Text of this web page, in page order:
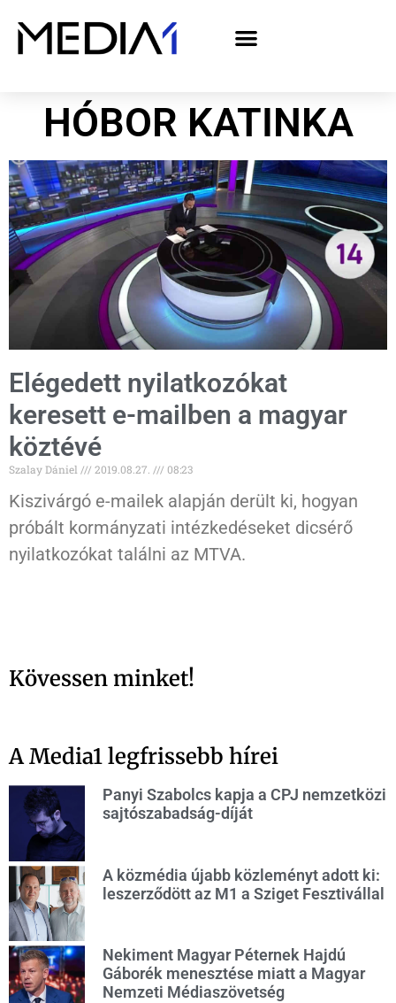
HÓBOR KATINKA
Elégedett nyilatkozókat
keresett e-mailben a magyar
köztévé
Szalay Dániel 2019.08.27. 08:23
Kiszivárgó e-mailek alapján derült ki, hogyan
próbált kormányzati intézkedéseket dicsérő
nyilatkozókat találni az MTVA.
Kövessen minket!
A Media1 legfrissebb hírei
Panyi Szabolcs kapja a CPJ nemzetközi
sajtószabadság-díját
A közmédia újabb közleményt adott ki:
leszerződött az M1 a Sziget Fesztivállal
Nekiment Magyar Péternek Hajdú
Gáborék menesztése miatt a Magyar
Nemzeti Médiaszövetség